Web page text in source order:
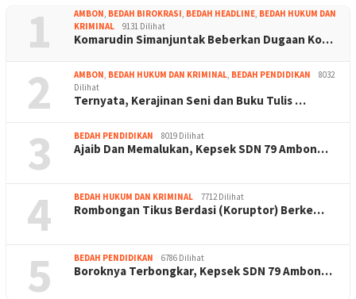
1 AMBON, BEDAH BIROKRASI, BEDAH HEADLINE, BEDAH HUKUM DAN
KRIMINAL
9131 Dilihat
Komarudin Simanjuntak Beberkan Dugaan Ko…
2 AMBON, BEDAH HUKUM DAN KRIMINAL, BEDAH PENDIDIKAN
8032
Dilihat
Ternyata, Kerajinan Seni dan Buku Tulis …
3 BEDAH PENDIDIKAN 8019 Dilihat
Ajaib Dan Memalukan, Kepsek SDN 79 Ambon…
4 BEDAH HUKUM DAN KRIMINAL 7712 Dilihat
Rombongan Tikus Berdasi (Koruptor) Berke…
5 BEDAH PENDIDIKAN 6786 Dilihat
Boroknya Terbongkar, Kepsek SDN 79 Ambon…